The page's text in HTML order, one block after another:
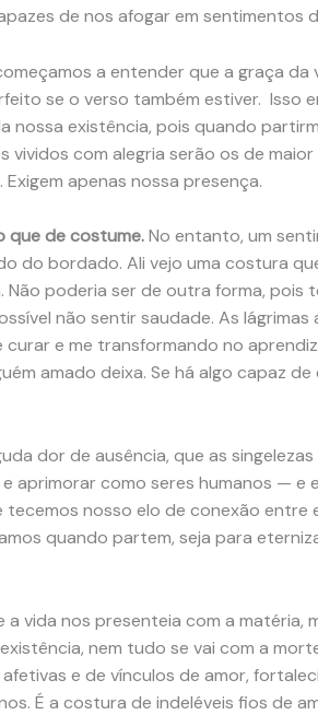
de nos afogar em sentimentos
a entender que a graça
se o verso também estiver. Isso
nossa existência, pois quando
com alegria serão os de maior
apenas nossa presença.
que de costume.No entanto, um
do bordado. Ali vejo uma costura
poderia ser de outra forma, pois
não sentir saudade. As
e me transformando no
amado deixa. Se há algo capaz de
dor de ausência, que as
aprimorar como seres humanos — e
nosso elo de conexão entre
quando partem, seja para
a vida nos presenteia com a matéria,
nem tudo se vai com a
e de vínculos de amor,
É a costura de indeléveis fios de